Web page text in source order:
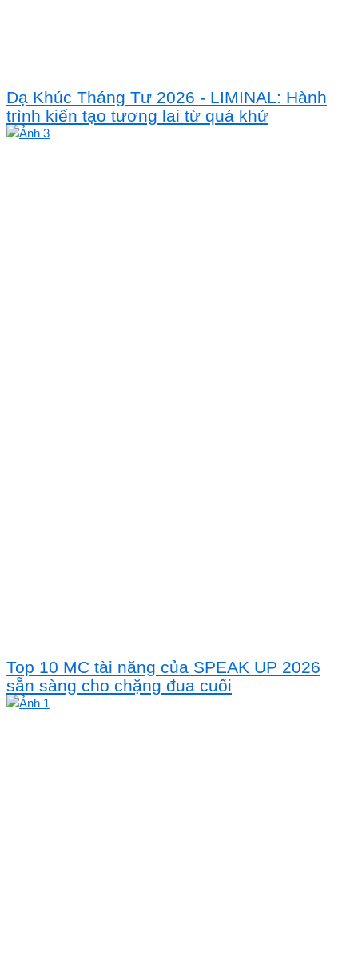
Dạ Khúc Tháng Tư 2026 - LIMINAL: Hành
trình kiến tạo tương lai từ quá khứ
Top 10 MC tài năng của SPEAK UP 2026
sẵn sàng cho chặng đua cuối